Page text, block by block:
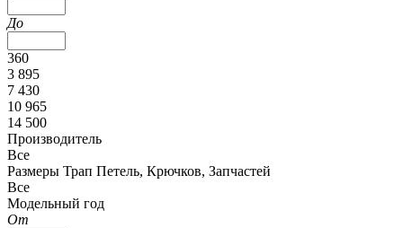
До
360
3 895
7 430
10 965
14 500
Производитель
Все
Размеры Трап Петель, Крючков, Запчастей
Все
Модельный год
От